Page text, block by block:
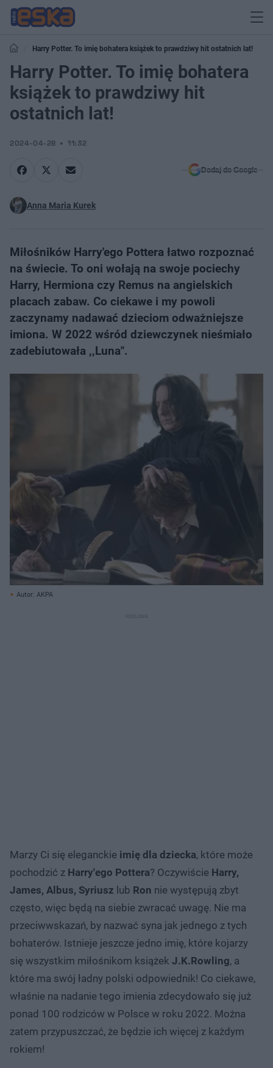
Harry Potter. To imię bohatera książek to prawdziwy hit ostatnich lat!
Harry Potter. To imię bohatera
książek to prawdziwy hit
ostatnich lat!
2024-04-28 11:32
Dodaj do Google
Anna Maria Kurek
Miłośników Harry'ego Pottera łatwo rozpoznać
na świecie. To oni wołają na swoje pociechy
Harry, Hermiona czy Remus na angielskich
placach zabaw. Co ciekawe i my powoli
zaczynamy nadawać dzieciom odważniejsze
imiona. W 2022 wśród dziewczynek nieśmiało
zadebiutowała ,,Luna".
Autor: AKPA
Marzy Ci się eleganckie imię dla dziecka, które może
pochodzić z Harry'ego Pottera? Oczywiście Harry,
James, Albus, Syriusz lub Ron nie występują zbyt
często, więc będą na siebie zwracać uwagę. Nie ma
przeciwwskazań, by nazwać syna jak jednego z tych
bohaterów. Istnieje jeszcze jedno imię, które kojarzy
się wszystkim miłośnikom książek J.K.Rowling, a
które ma swój ładny polski odpowiednik! Co ciekawe,
właśnie na nadanie tego imienia zdecydowało się już
ponad 100 rodziców w Polsce w roku 2022. Można
zatem przypuszczać, że będzie ich więcej z każdym
rokiem!